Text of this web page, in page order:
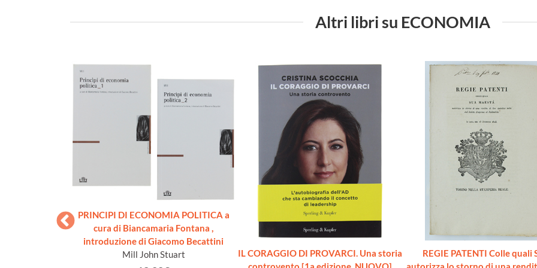
Altri libri su ECONOMIA
PRINCIPI DI ECONOMIA POLITICA a
cura di Biancamaria Fontana ,
introduzione di Giacomo Becattini
Mill John Stuart
IL CORAGGIO DI PROVARCI. Una storia
REGIE PATENTI Colle quali